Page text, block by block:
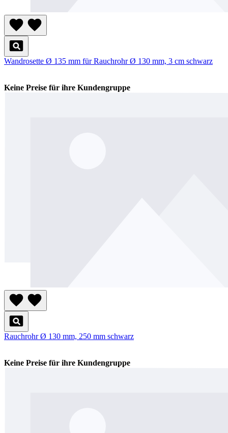
Wandrosette Ø 135 mm für Rauchrohr Ø 130 mm, 3 cm schwarz
Keine Preise für ihre Kundengruppe
Rauchrohr Ø 130 mm, 250 mm schwarz
Keine Preise für ihre Kundengruppe